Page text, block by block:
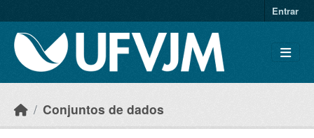
Entrar
Conjuntos de dados